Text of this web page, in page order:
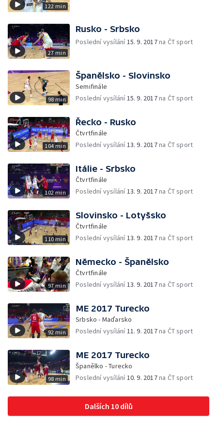
122 min
27 min
Rusko - Srbsko
Poslední vysílání15. 9. 2017na ČT sport
98 min
Španělsko - Slovinsko
Semifinále
Poslední vysílání15. 9. 2017na ČT sport
104 min
Řecko - Rusko
Čtvrtfinále
Poslední vysílání13. 9. 2017na ČT sport
102 min
Itálie - Srbsko
Čtvrtfinále
Poslední vysílání13. 9. 2017na ČT sport
110 min
Slovinsko - Lotyšsko
Čtvrtfinále
Poslední vysílání13. 9. 2017na ČT sport
97 min
Německo - Španělsko
Čtvrtfinále
Poslední vysílání13. 9. 2017na ČT sport
92 min
ME 2017 Turecko
Srbsko - Maďarsko
Poslední vysílání11. 9. 2017na ČT sport
98 min
ME 2017 Turecko
Španělko - Turecko
Poslední vysílání10. 9. 2017na ČT sport
Dalších 10 dílů